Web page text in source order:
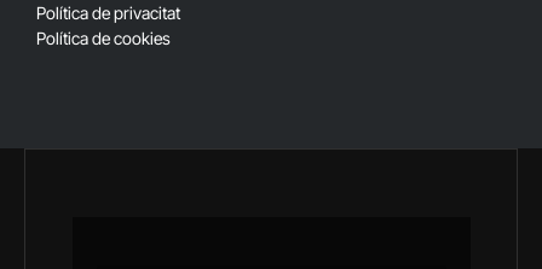
Política de privacitat
Política de cookies